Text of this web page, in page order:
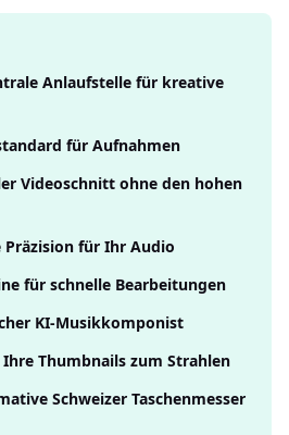
Anlaufstelle für kreative
für Aufnahmen
Videoschnitt ohne den hohen
Präzision für Ihr Audio
für schnelle Bearbeitungen
KI-Musikkomponist
Ihre Thumbnails zum Strahlen
Schweizer Taschenmesser